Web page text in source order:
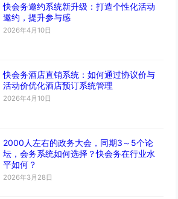
快会务邀约系统新升级：打造个性化活动
邀约，提升参与感
2026年4月10日
快会务酒店直销系统：如何通过协议价与
活动价优化酒店预订系统管理
2026年4月10日
2000人左右的政务大会，同期3～5个论
坛，会务系统如何选择？快会务在行业水
平如何？
2026年3月28日